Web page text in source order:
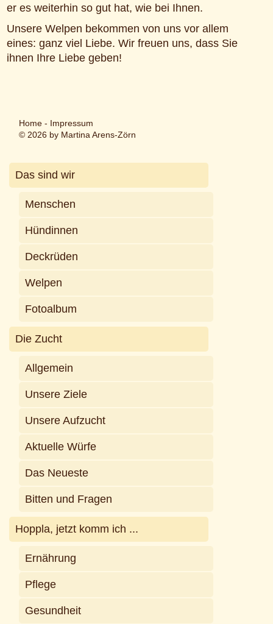
er es weiterhin so gut hat, wie bei Ihnen.
Unsere Welpen bekommen von uns vor allem
eines: ganz viel Liebe. Wir freuen uns, dass Sie
ihnen Ihre Liebe geben!
Home- Impressum
© 2026 by Martina Arens-Zörn
Das sind wir
Menschen
Hündinnen
Deckrüden
Welpen
Fotoalbum
Die Zucht
Allgemein
Unsere Ziele
Unsere Aufzucht
Aktuelle Würfe
Das Neueste
Bitten und Fragen
Hoppla, jetzt komm ich ...
Ernährung
Pflege
Gesundheit